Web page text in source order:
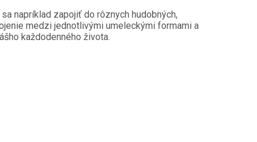
napríklad zapojiť do rôznych hudobných,
medzi jednotlivými umeleckými formami a
každodenného života.